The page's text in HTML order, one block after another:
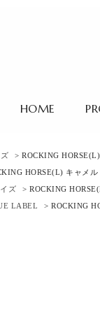
HOME
> ROCKING
HORSE(L) キャメル
ズ
> ROCKING
LABEL > ROCKING